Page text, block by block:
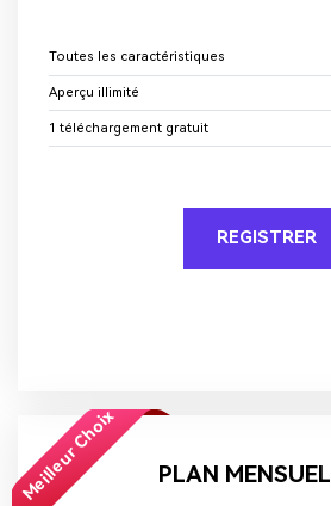
Annuler le bruit
Savoir plus >
Toutes les caractéristiques
Aperçu illimité
1 téléchargement gratuit
REGISTRER
Meilleur Choix PLAN MENSUEL